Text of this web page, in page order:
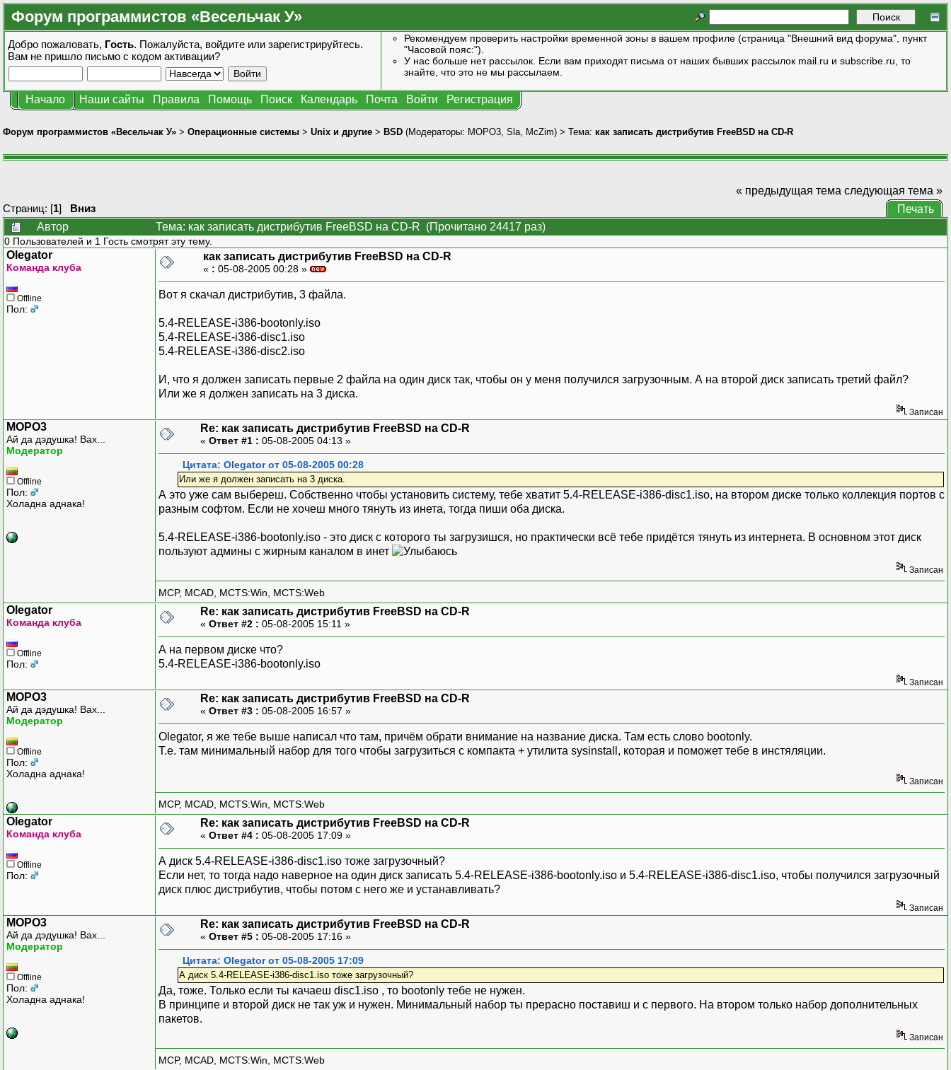
Форум программистов «Весельчак У»
Добро пожаловать, Гость. Пожалуйста, войдите или зарегистрируйтесь.
Вам не пришло письмо с кодом активации?
Рекомендуем проверить настройки временной зоны в вашем профиле (страница "Внешний вид форума", пункт
"Часовой пояс:").
У нас больше нет рассылок. Если вам приходят письма от наших бывших рассылок mail.ru и subscribe.ru, то
знайте, что это не мы рассылаем.
Начало Наши сайты Правила Помощь Поиск Календарь Почта Войти Регистрация
Форум программистов «Весельчак У» > Операционные системы > Unix и другие > BSD (Модераторы: MOPO3 Sla McZim) > Тема: как записать дистрибутив FreeBSD на CD-R
Страниц: [1] Вниз
« предыдущая тема следующая тема »
Печать
Автор
Тема: как записать дистрибутив FreeBSD на CD-R (Прочитано 24417 раз)
0 Пользователей и 1 Гость смотрят эту тему.
Olegator
Команда клуба
Offline
Пол:
как записать дистрибутив FreeBSD на CD-R
« : 05-08-2005 00:28 »
Вот я скачал дистрибутив, 3 файла.
5.4-RELEASE-i386-bootonly.iso
5.4-RELEASE-i386-disc1.iso
5.4-RELEASE-i386-disc2.iso
И, что я должен записать первые 2 файла на один диск так, чтобы он у меня получился загрузочным. А на второй диск записать третий файл?
Или же я должен записать на 3 диска.
Записан
MOPO3
Ай да дэдушка! Вах...
Модератор
Offline
Пол:
Холадна аднака!
Re: как записать дистрибутив FreeBSD на CD-R
« Ответ #1 : 05-08-2005 04:13 »
Цитата: Olegator от 05-08-2005 00:28
Или же я должен записать на 3 диска.
А это уже сам выбереш. Собственно чтобы установить систему, тебе хватит 5.4-RELEASE-i386-disc1.iso, на втором диске только коллекция портов с
разным софтом. Если не хочеш много тянуть из инета, тогда пиши оба диска.
5.4-RELEASE-i386-bootonly.iso - это диск с которого ты загрузишся, но практически всё тебе придётся тянуть из интернета. В основном этот диск
пользуют админы с жирным каналом в инет
Записан
MCP, MCAD, MCTS:Win, MCTS:Web
Olegator
Команда клуба
Offline
Пол:
Re: как записать дистрибутив FreeBSD на CD-R
« Ответ #2 : 05-08-2005 15:11 »
А на первом диске что?
5.4-RELEASE-i386-bootonly.iso
Записан
MOPO3
Ай да дэдушка! Вах...
Модератор
Offline
Пол:
Холадна аднака!
Re: как записать дистрибутив FreeBSD на CD-R
« Ответ #3 : 05-08-2005 16:57 »
Olegator, я же тебе выше написал что там, причём обрати внимание на название диска. Там есть слово bootonly.
Т.е. там минимальный набор для того чтобы загрузиться с компакта + утилита sysinstall, которая и поможет тебе в инстяляции.
Записан
MCP, MCAD, MCTS:Win, MCTS:Web
Olegator
Команда клуба
Offline
Пол:
Re: как записать дистрибутив FreeBSD на CD-R
« Ответ #4 : 05-08-2005 17:09 »
А диск 5.4-RELEASE-i386-disc1.iso тоже загрузочный?
Если нет, то тогда надо наверное на один диск записать 5.4-RELEASE-i386-bootonly.iso и 5.4-RELEASE-i386-disc1.iso, чтобы получился загрузочный
диск плюс дистрибутив, чтобы потом с него же и устанавливать?
Записан
MOPO3
Ай да дэдушка! Вах...
Модератор
Offline
Пол:
Холадна аднака!
Re: как записать дистрибутив FreeBSD на CD-R
« Ответ #5 : 05-08-2005 17:16 »
Цитата: Olegator от 05-08-2005 17:09
А диск 5.4-RELEASE-i386-disc1.iso тоже загрузочный?
Да, тоже. Только если ты качаеш disc1.iso , то bootonly тебе не нужен.
В принципе и второй диск не так уж и нужен. Минимальный набор ты прерасно поставиш и с первого. На втором только набор дополнительных
пакетов.
Записан
MCP, MCAD, MCTS:Win, MCTS:Web